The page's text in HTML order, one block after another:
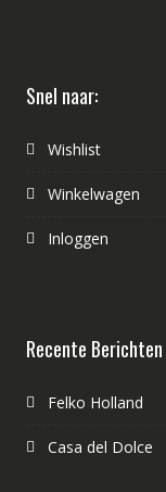
Snel naar:
Wishlist
Winkelwagen
Inloggen
Recente Berichten
Felko Holland
Casa del Dolce